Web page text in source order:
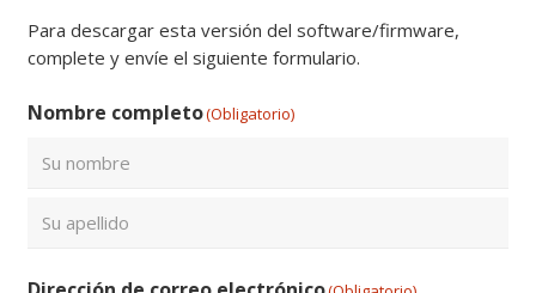
Para descargar esta versión del software/firmware,
complete y envíe el siguiente formulario.
Nombre completo(Obligatorio)